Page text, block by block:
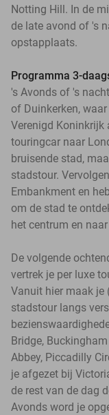
Notting Hill. In de
de late avond of 's
opstapplaats.
Programma 3-
's Avonds of 's
of Duinkerken,
Verenigd Koninkrijk
touringcar naar
bruisende stad,
stadstour.
Embankment en
om de stad te
het centrum en
De volgende
vertrek je per luxe
Vanuit hier maak je
stadstour langs
Bridge,
Abbey, Piccadilly
je afgezet bij
de rest van de dag
Avonds word je